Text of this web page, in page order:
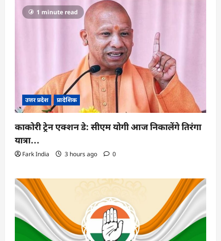
1 minute read
उत्तर प्रदेश प्रादेशिक
काकोरी ट्रेन एक्शन डे: सीएम योगी आज निकालेंगे तिरंगा
यात्रा…
Fark India 3 hours ago 0